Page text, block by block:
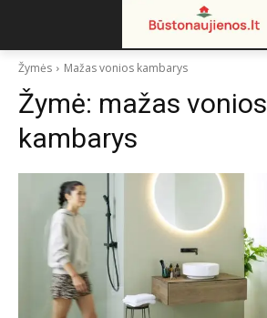
Žymės Mažas vonios kambarys
Žymė: mažas vonios
kambarys